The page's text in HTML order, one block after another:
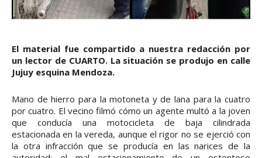
El material fue compartido a nuestra redacción por
un lector de CUARTO. La situación se produjo en calle
Jujuy esquina Mendoza.
Mano de hierro para la motoneta y de lana para la cuatro
por cuatro. El vecino filmó cómo un agente multó a la joven
que conducía una motocicleta de baja cilindrada
estacionada en la vereda, aunque el rigor no se ejerció con
la otra infracción que se producía en las narices de la